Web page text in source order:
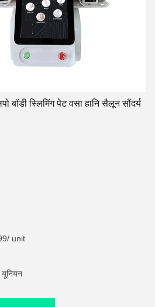
बॉडी स्लिमिंग पेट वसा हानि सैलून सौंदर्य
unit
यूनियन